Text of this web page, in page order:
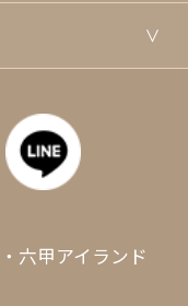
六甲アイランド